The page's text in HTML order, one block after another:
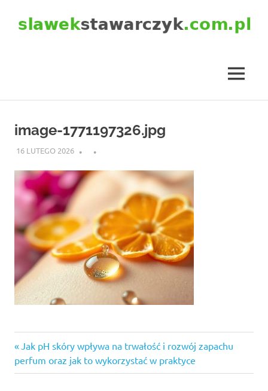
MENU
image-1771197326.jpg
16 LUTEGO 2026
Nawigacja
wpisu
Previous
Post:
Jak pH skóry wpływa na trwałość i rozwój zapachu
perfum oraz jak to wykorzystać w praktyce